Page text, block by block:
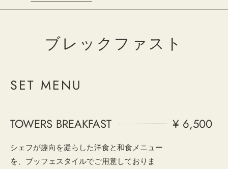
ブレックファスト
SET MENU
TOWERS BREAKFAST ¥ 6,500
シェフが趣向を凝らした洋食と和食メニュー
を、ブッフェスタイルでご用意しておりま